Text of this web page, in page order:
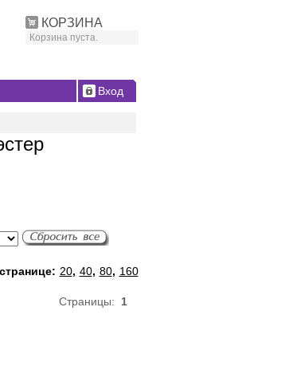
КОРЗИНА
Корзина пуста.
Вход
20, 40, 80, 160
Страницы: 1